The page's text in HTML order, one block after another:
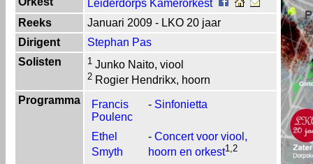
Leiderdorps Kamerorkest
Reeks
Januari 2009 - LKO 20 jaar
Dirigent
Stephan Pas
Solisten
1 Junko Naito, viool
2 Rogier Hendrikx, hoorn
Programma
Francis
Poulenc
- Sinfonietta
Ethel
Smyth
- Concert voor viool,
hoorn en orkest1,2